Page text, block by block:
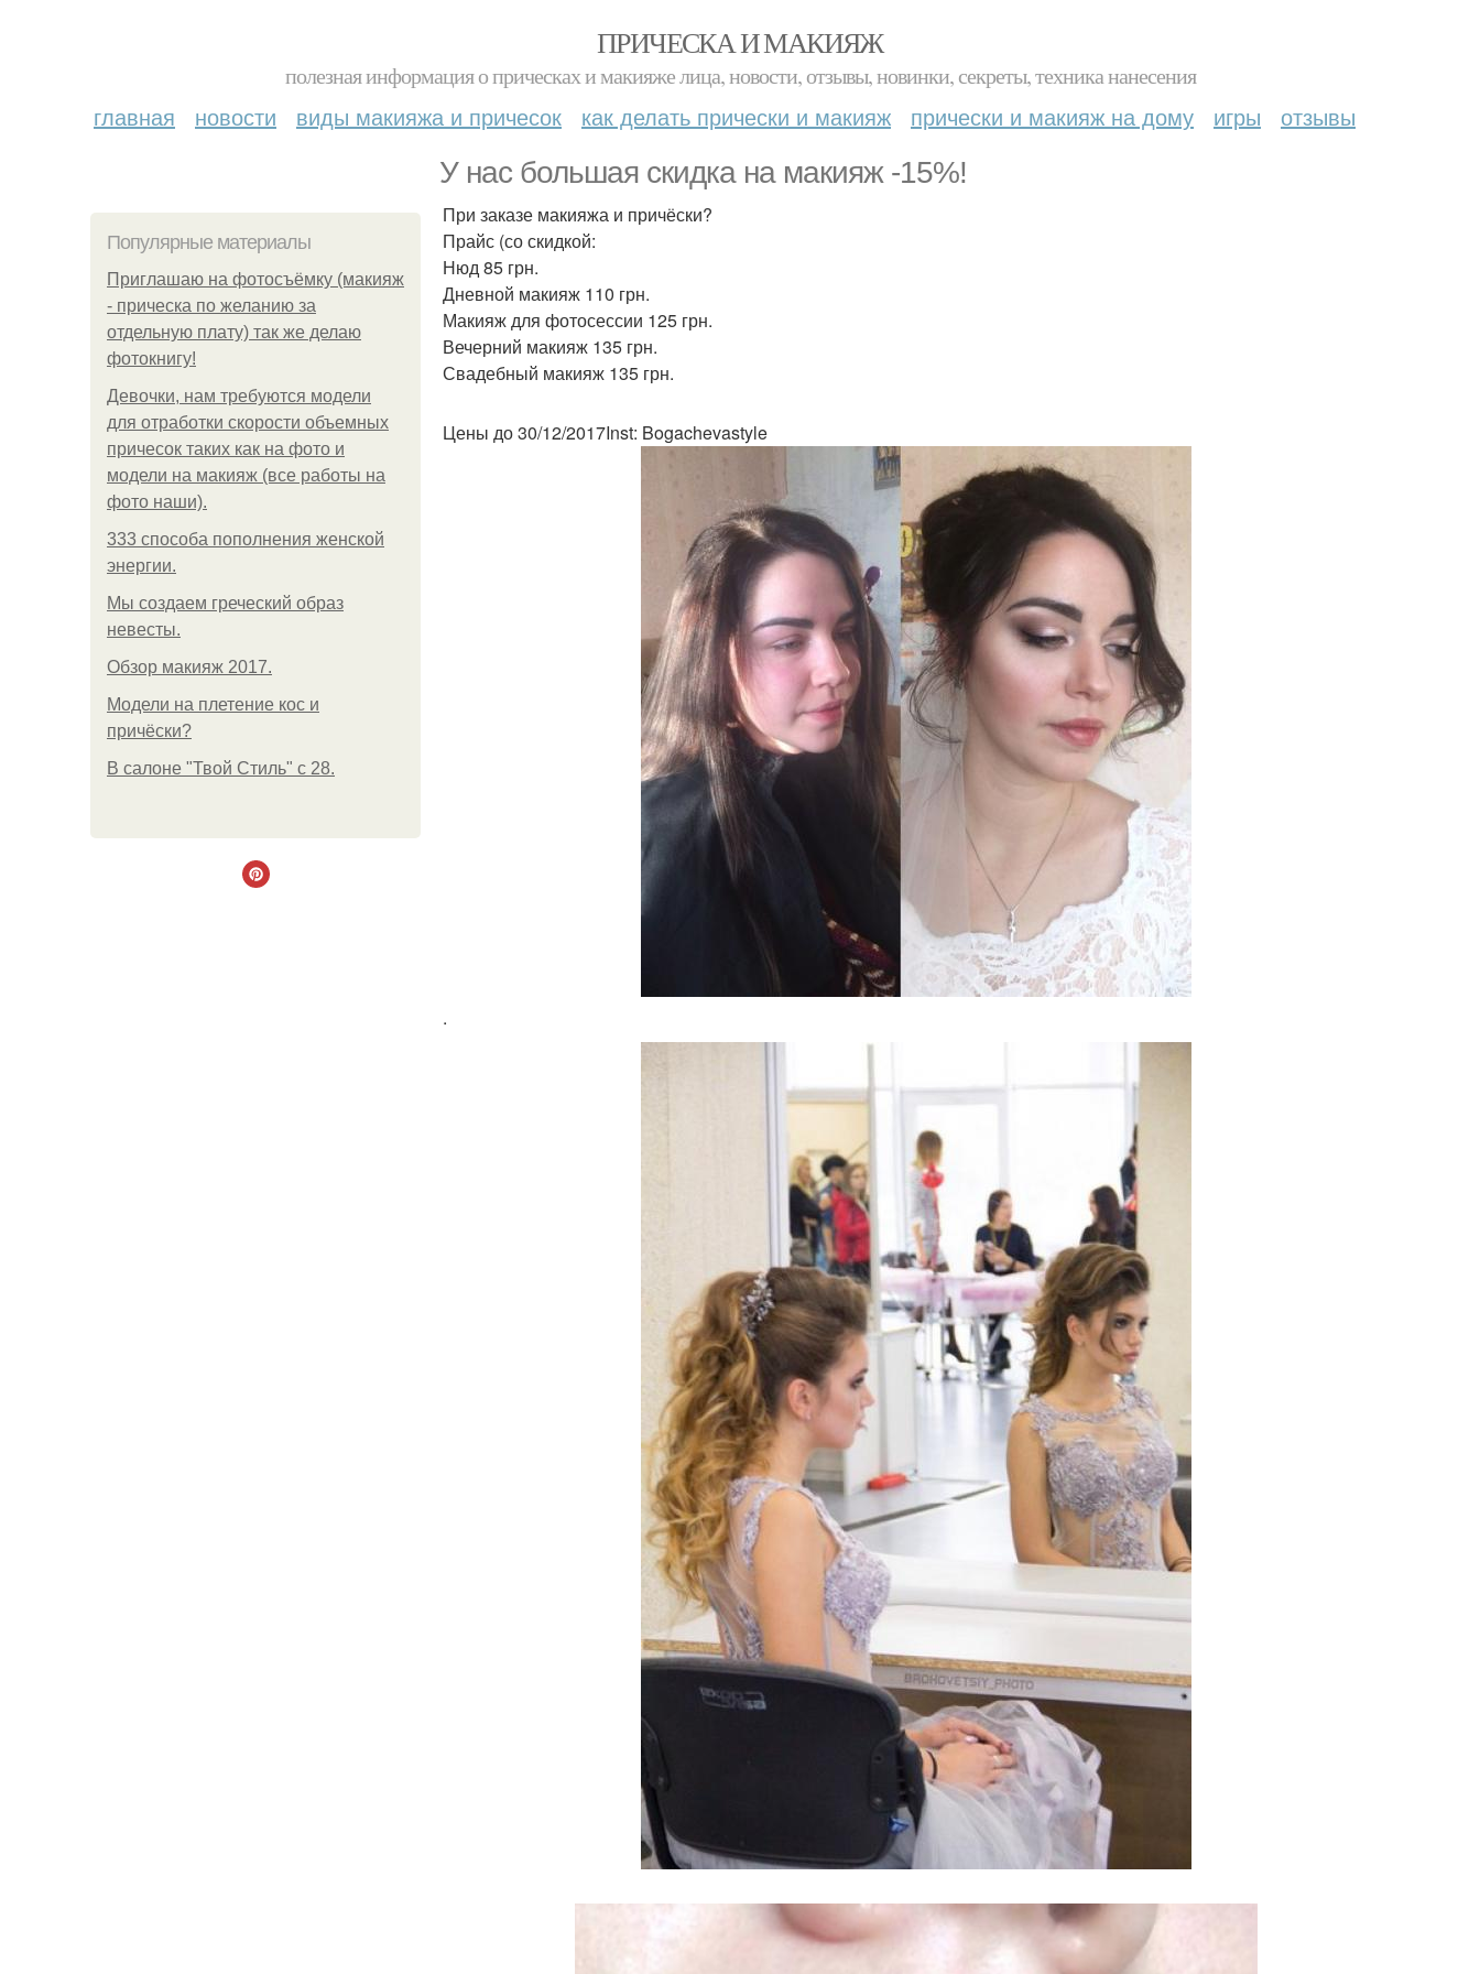
ПРИЧЕСКА И МАКИЯЖ
полезная информация о прическах и макияже лица, новости, отзывы, новинки, секреты, техника нанесения
главная новости виды макияжа и причесок как делать прически и макияж прически и макияж на дому игры отзывы
У нас большая скидка на макияж -15%!
Популярные материалы
Приглашаю на фотосъёмку (макияж
- прическа по желанию за
отдельную плату) так же делаю
фотокнигу!
Девочки, нам требуются модели
для отработки скорости объемных
причесок таких как на фото и
модели на макияж (все работы на
фото наши).
333 способа пополнения женской
энергии.
Мы создаем греческий образ
невесты.
Обзор макияж 2017.
Модели на плетение кос и
причёски?
В салоне "Твой Стиль" с 28.
При заказе макияжа и причёски?
Прайс (со скидкой:
Нюд 85 грн.
Дневной макияж 110 грн.
Макияж для фотосессии 125 грн.
Вечерний макияж 135 грн.
Свадебный макияж 135 грн.
Цены до 30/12/2017Inst: Bogachevastyle
.